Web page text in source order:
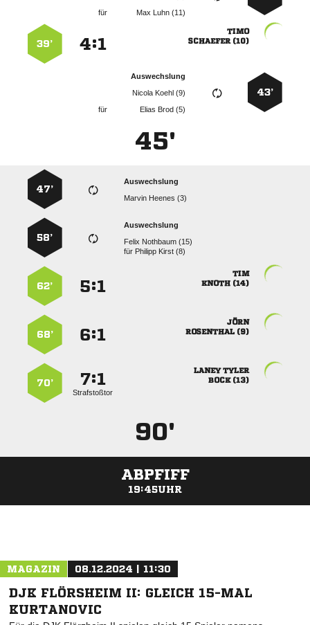
für
  

 
:
39’
43’
Auswechslung
  
für
  
45'
Auswechslung
  
47’
Auswechslung
  
für   
58’

 
:
62’

 
:
68’
 
 
:
Strafstoßtor
70’
90'
ABPFIFF
19:45UHR
MAGAZIN 08.12.2024 | 11:30
DJK FLÖRSHEIM II: GLEICH 15-MAL
KURTANOVIC